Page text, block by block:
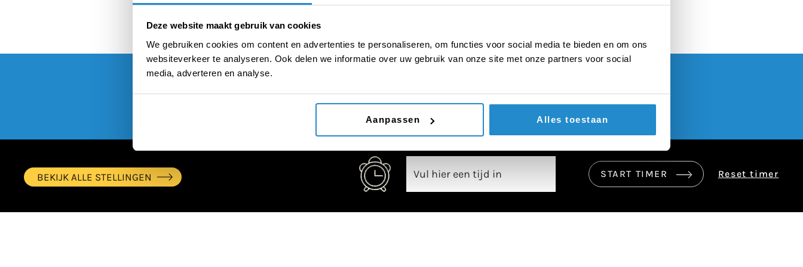
Deze website maakt gebruik van cookies
We gebruiken cookies om content en advertenties te personaliseren, om functies voor social media te bieden en om ons
websiteverkeer te analyseren. Ook delen we informatie over uw gebruik van onze site met onze partners voor social
media, adverteren en analyse.
Aanpassen Alles toestaan
00:00
BEKIJK ALLE STELLINGEN START TIMER Reset timer